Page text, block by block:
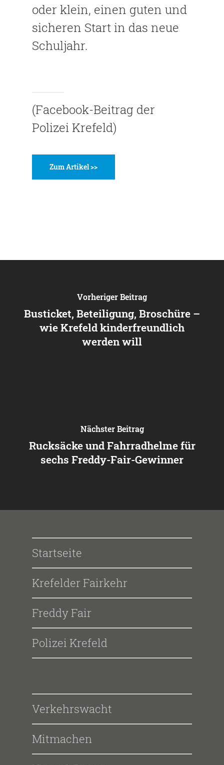
oder klein, einen guten und
sicheren Start in das neue
Schuljahr.
(Facebook-Beitrag der
Polizei Krefeld)
Zum Artikel >>
Vorheriger Beitrag
Busticket, Beteiligung, Broschüre –
wie Krefeld kinderfreundlich
werden will
Nächster Beitrag
Rucksäcke und Fahrradhelme für
sechs Freddy-Fair-Gewinner
Startseite
Krefelder Fairkehr
Freddy Fair
Polizei Krefeld
Verkehrswacht
Mitmachen